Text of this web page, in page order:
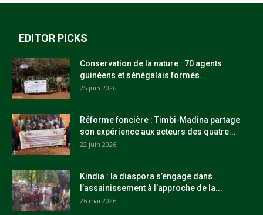
EDITOR PICKS
Conservation de la nature : 70 agents
guinéens et sénégalais formés...
25 juin 2026
Réforme foncière : Timbi-Madina partage
son expérience aux acteurs des quatre...
22 juin 2026
Kindia : la diaspora s’engage dans
l’assainissement à l’approche de la...
26 mai 2026